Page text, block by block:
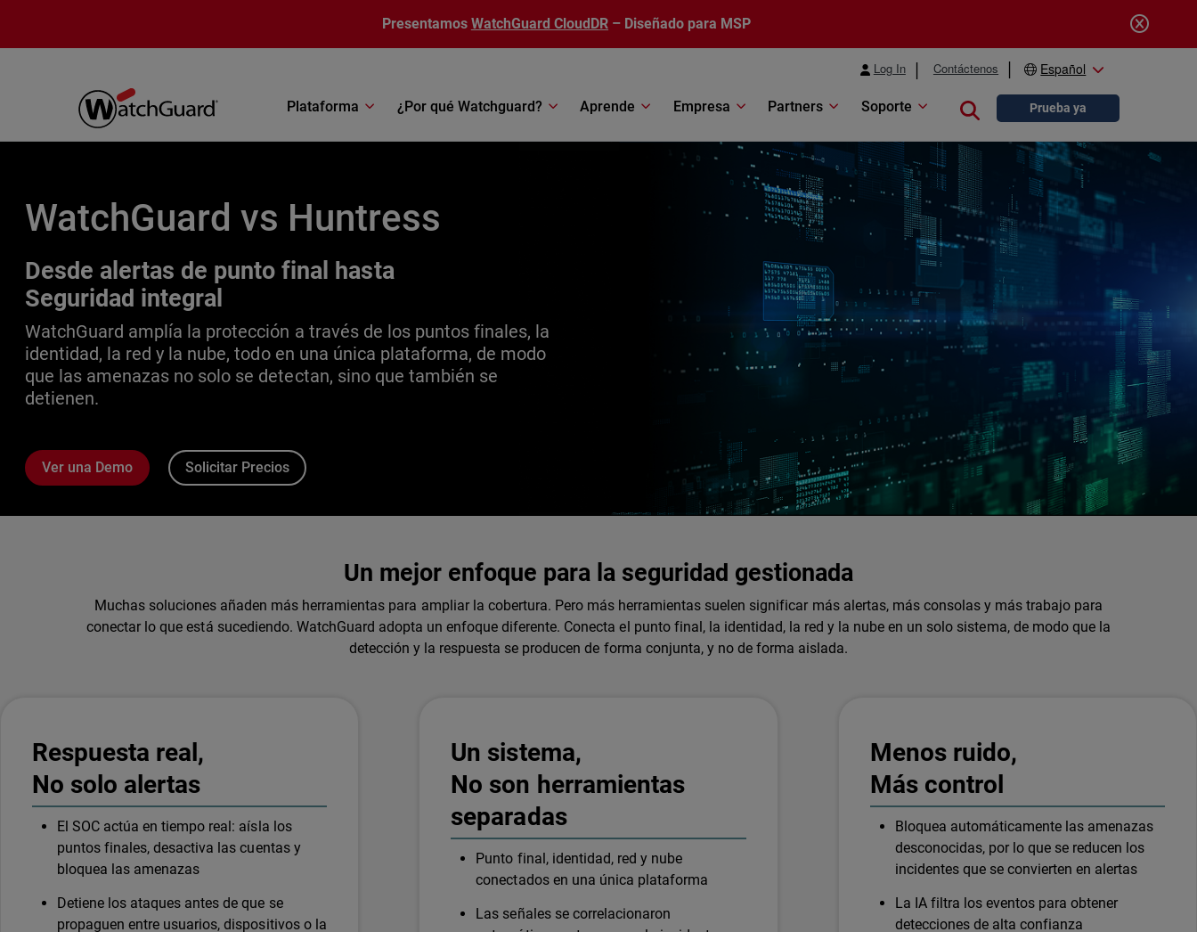
Presentamos WatchGuard CloudDR – Diseñado para MSP
Log In Contáctenos Español
Plataforma ¿Por qué Watchguard? Aprende Empresa Partners Soporte Close searchPrueba ya
WatchGuard vs Huntress
Desde alertas de punto final hasta
Seguridad integral
WatchGuard amplía la protección a través de los puntos finales, la
identidad, la red y la nube, todo en una única plataforma, de modo
que las amenazas no solo se detectan, sino que también se
detienen.
Ver una Demo Solicitar Precios
Un mejor enfoque para la seguridad gestionada
Muchas soluciones añaden más herramientas para ampliar la cobertura. Pero más herramientas suelen significar más alertas, más consolas y más trabajo para
conectar lo que está sucediendo. WatchGuard adopta un enfoque diferente. Conecta el punto final, la identidad, la red y la nube en un solo sistema, de modo que la
detección y la respuesta se producen de forma conjunta, y no de forma aislada.
Respuesta real,
No solo alertas
El SOC actúa en tiempo real: aísla los
puntos finales, desactiva las cuentas y
bloquea las amenazas
Detiene los ataques antes de que se
propaguen entre usuarios, dispositivos o la
Un sistema,
No son herramientas
separadas
Punto final, identidad, red y nube
conectados en una única plataforma
Las señales se correlacionaron
Menos ruido,
Más control
Bloquea automáticamente las amenazas
desconocidas, por lo que se reducen los
incidentes que se convierten en alertas
La IA filtra los eventos para obtener
detecciones de alta confianza